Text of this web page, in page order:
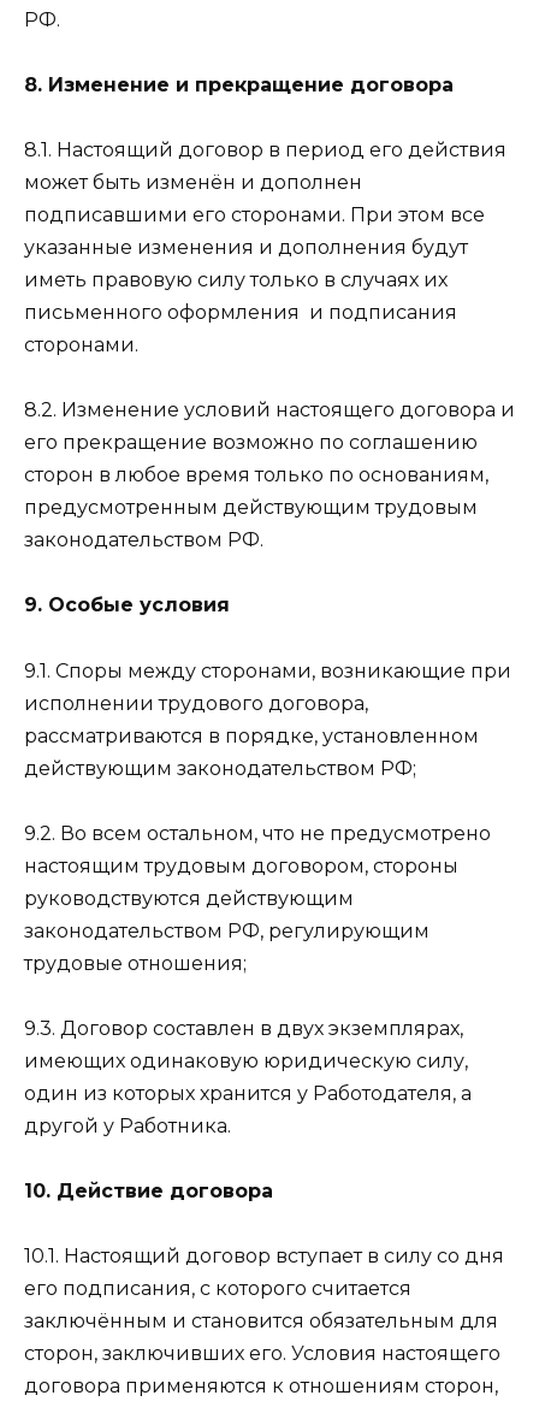
РФ.
8. Изменение и прекращение договора
8.1. Настоящий договор в период его действия
может быть изменён и дополнен
подписавшими его сторонами. При этом все
указанные изменения и дополнения будут
иметь правовую силу только в случаях их
письменного оформления и подписания
сторонами.
8.2. Изменение условий настоящего договора и
его прекращение возможно по соглашению
сторон в любое время только по основаниям,
предусмотренным действующим трудовым
законодательством РФ.
9. Особые условия
9.1. Споры между сторонами, возникающие при
исполнении трудового договора,
рассматриваются в порядке, установленном
действующим законодательством РФ;
9.2. Во всем остальном, что не предусмотрено
настоящим трудовым договором, стороны
руководствуются действующим
законодательством РФ, регулирующим
трудовые отношения;
9.3. Договор составлен в двух экземплярах,
имеющих одинаковую юридическую силу,
один из которых хранится у Работодателя, а
другой у Работника.
10. Действие договора
10.1. Настоящий договор вступает в силу со дня
его подписания, с которого считается
заключённым и становится обязательным для
сторон, заключивших его. Условия настоящего
договора применяются к отношениям сторон,